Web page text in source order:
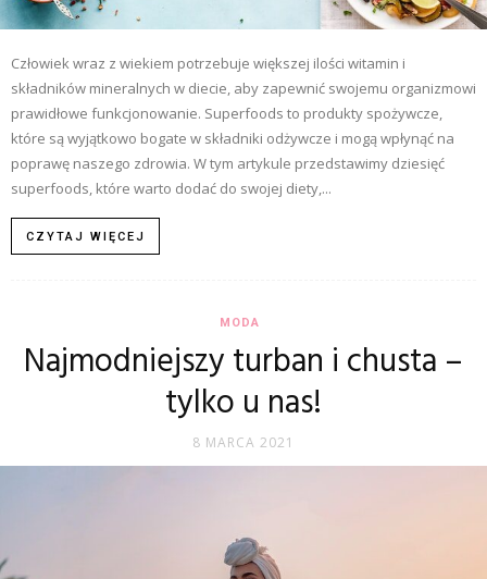
Człowiek wraz z wiekiem potrzebuje większej ilości witamin i
składników mineralnych w diecie, aby zapewnić swojemu organizmowi
prawidłowe funkcjonowanie. Superfoods to produkty spożywcze,
które są wyjątkowo bogate w składniki odżywcze i mogą wpłynąć na
poprawę naszego zdrowia. W tym artykule przedstawimy dziesięć
superfoods, które warto dodać do swojej diety,...
CZYTAJ WIĘCEJ
MODA
Najmodniejszy turban i chusta –
tylko u nas!
8 MARCA 2021